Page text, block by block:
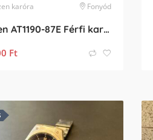
karóra Fonyód
Citizen AT1190-87E Férfi karóra eladó – Vadonatúj állapotban!
Ft